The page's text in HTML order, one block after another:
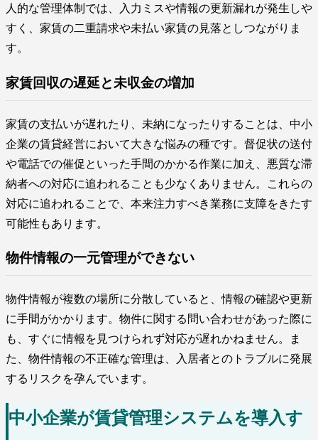
人的な管理体制では、入力ミスや情報の更新漏れが発生しや
すく、家賃の二重請求や未払い家賃の見落としつながりま
す。
家賃回収の遅延と未収金の増加
家賃の支払いが遅れたり、未納になったりすることは、中小
企業の賃貸経営において大きな悩みの種です。督促状の送付
や電話での催促といった手間のかかる作業に加え、悪質な滞
納者への対応に追われることも少なくありません。これらの
対応に追われることで、本来注力すべき業務に支障をきたす
可能性もあります。
物件情報の一元管理ができない
物件情報が複数の場所に分散していると、情報の確認や更新
に手間がかかります。物件に関する問い合わせがあった際に
も、すぐに情報を見つけられず対応が遅れかねません。ま
た、物件情報の不正確な管理は、入居者とのトラブルに発展
するリスクを孕んでいます。
中小企業が賃貸管理システムを導入す